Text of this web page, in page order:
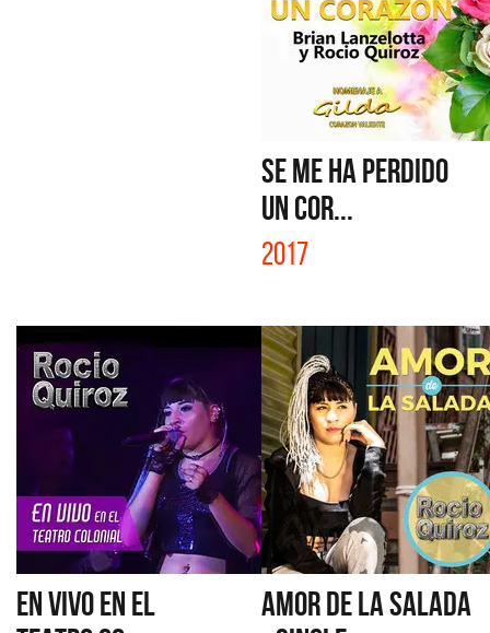
SE ME HA PERDIDO
UN COR...
2017
EN VIVO EN EL
AMOR DE LA SALADA